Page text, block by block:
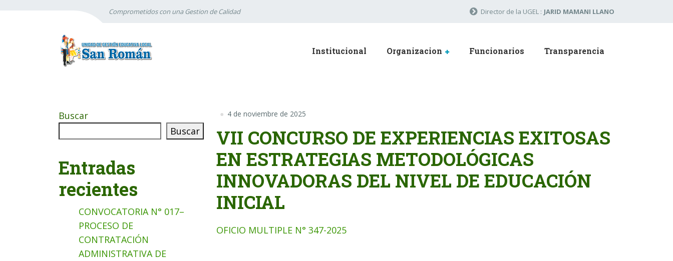
Comprometidos con una Gestion de Calidad Director de la UGEL : JARID MAMANI LLANO
Institucional Organizacion Funcionarios Transparencia
4 de noviembre de 2025
VII CONCURSO DE EXPERIENCIAS EXITOSAS
EN ESTRATEGIAS METODOLÓGICAS
INNOVADORAS DEL NIVEL DE EDUCACIÓN
INICIAL
OFICIO MULTIPLE N° 347-2025
Buscar
Buscar
Entradas
recientes
CONVOCATORIA N° 017–
PROCESO DE
CONTRATACIÓN
ADMINISTRATIVA DE